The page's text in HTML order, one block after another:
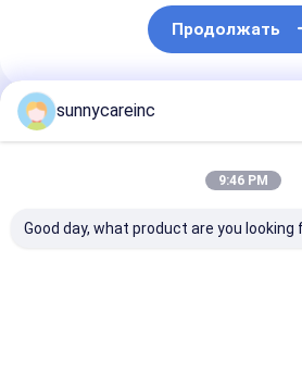
Продолжать
Порекомендованные
sunnycareinc
9:46 PM
Good day, what product are you looking